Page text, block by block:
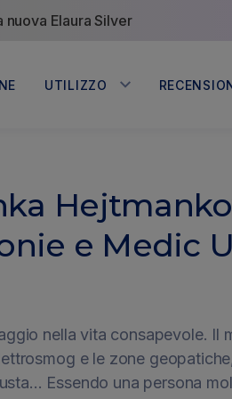
nuova Elaura Silver
UTILIZZO
Casa
Somavedic in case familiari e
appartamenti
Uffici e aziende
Yoga e wellness
wellness e spa
e Medic
nella vita consapevole. Il
e le zone
Essendo una persona